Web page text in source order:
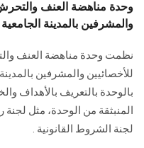
وحدة مناهضة العنف
والمشرفين بالمدينة الجامعية
نظمت وحدة مناهضة العنف
للأخصائيين والمشرفين
بالوحدة بالتعريف بالأهداف
المنبثقة من الوحدة، مثل لجنة
لجنة الشروط القانونية .